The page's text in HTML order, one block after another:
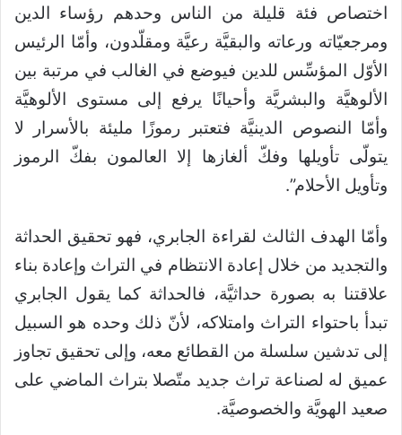
اختصاص فئة قليلة من الناس وحدهم رؤساء الدين
ومرجعيّاته ورعاته والبقيَّة رعيَّة ومقلّدون، وأمّا الرئيس
الأوّل المؤسِّس للدين فيوضع في الغالب في مرتبة بين
الألوهيَّة والبشريَّة وأحيانًا يرفع إلى مستوى الألوهيَّة
وأمّا النصوص الدينيَّة فتعتبر رموزًا مليئة بالأسرار لا
يتولّى تأويلها وفكّ ألغازها إلا العالمون بفكّ الرموز
وتأويل الأحلام”.
وأمّا الهدف الثالث لقراءة الجابري، فهو تحقيق الحداثة
والتجديد من خلال إعادة الانتظام في التراث وإعادة بناء
علاقتنا به بصورة حداثيَّة، فالحداثة كما يقول الجابري
تبدأ باحتواء التراث وامتلاكه، لأنّ ذلك وحده هو السبيل
إلى تدشين سلسلة من القطائع معه، وإلى تحقيق تجاوز
عميق له لصناعة تراث جديد متّصلا بتراث الماضي على
صعيد الهويَّة والخصوصيَّة.